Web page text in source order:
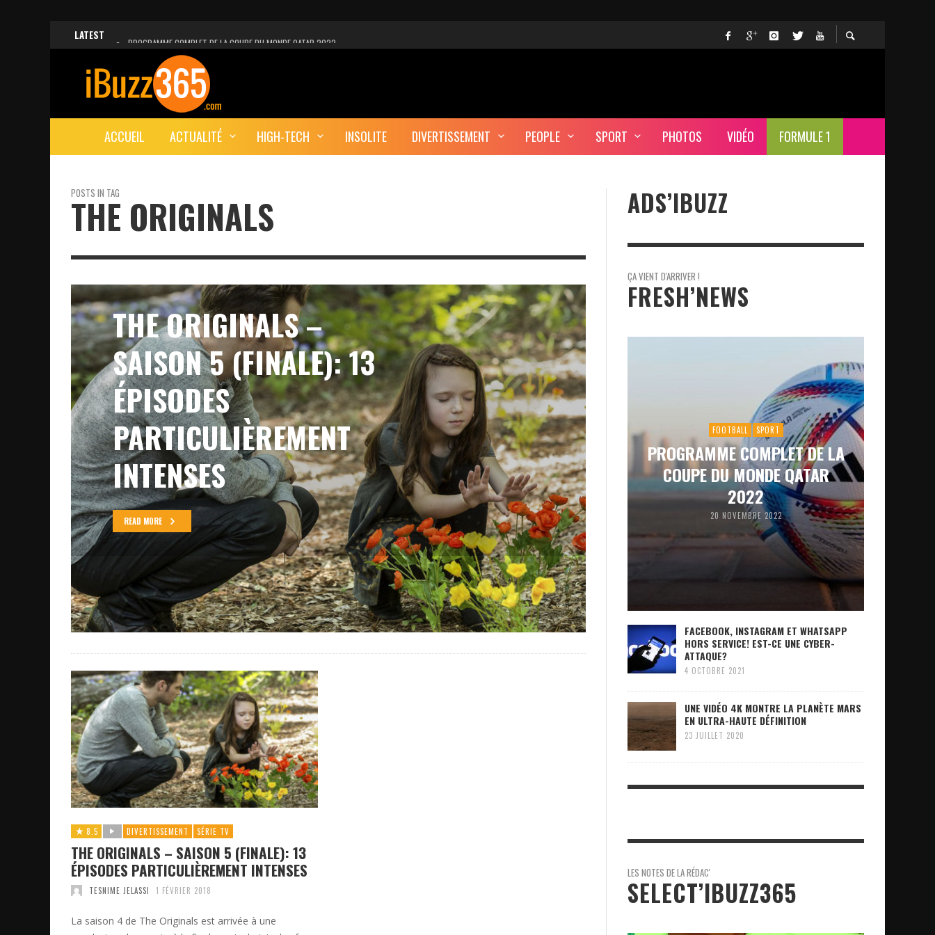
LATEST
PROGRAMME COMPLET DE LA COUPE DU MONDE QATAR 2022
FACEBOOK, INSTAGRAM ET WHATSAPP HORS SERVICE! EST-CE UNE CYBER-ATTAQUE?
UNE VIDÉO 4K MONTRE LA PLANÈTE MARS EN ULTRA-HAUTE DÉFINITION
LANCEMENT DU PREMIER VOL HABITÉ DE SPACEX
DÉCÈS DE L’EX-PRÉSIDENT ZINE EL ABIDINE BEN ALI, SERA-T-IL ENTERRÉ EN TUNISIE?
ACCUEIL ACTUALITÉ HIGH-TECH INSOLITE DIVERTISSEMENT PEOPLE SPORT PHOTOS VIDÉO FORMULE 1
POSTS IN TAG
THE ORIGINALS
THE ORIGINALS –
SAISON 5 (FINALE): 13
ÉPISODES
PARTICULIÈREMENT
INTENSES
READ MORE
8.5 DIVERTISSEMENT SÉRIE TV
THE ORIGINALS – SAISON 5 (FINALE): 13
ÉPISODES PARTICULIÈREMENT INTENSES
TESNIME JELASSI 1 FÉVRIER 2018
La saison 4 de The Originals est arrivée à une
ADS’IBUZZ
ÇA VIENT D'ARRIVER !
FRESH’NEWS
FOOTBALL SPORT
PROGRAMME COMPLET DE LA
COUPE DU MONDE QATAR
2022
20 NOVEMBRE 2022
FACEBOOK, INSTAGRAM ET WHATSAPP
HORS SERVICE! EST-CE UNE CYBER-
ATTAQUE?
4 OCTOBRE 2021
UNE VIDÉO 4K MONTRE LA PLANÈTE MARS
EN ULTRA-HAUTE DÉFINITION
23 JUILLET 2020
LES NOTES DE LA RÉDAC'
SELECT’IBUZZ365